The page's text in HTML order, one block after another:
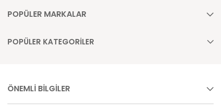
POPÜLER MARKALAR
POPÜLER KATEGORİLER
ÖNEMLİ BİLGİLER